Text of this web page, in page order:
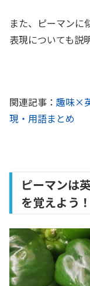
また、ピーマンに
表現についても説
関連記事： 趣味×
現・用語まとめ
ピーマンは
を覚えよう！